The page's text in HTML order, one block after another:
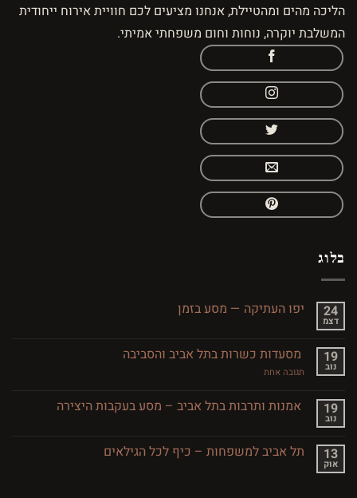
הליכה מהים ומהטיילת, אנחנו מציעים לכם חוויית אירוח ייחודית
המשלבת יוקרה, נוחות וחום משפחתי אמיתי.
בלוג
24
דצמ
יפו העתיקה — מסע בזמן
יפו
העתיקה
—
19
נוב
מסעדות כשרות בתל אביב והסביבה
תגובה אחתעל
בתל
אביב 19
נוב
אמנות ותרבות בתל אביב – מסע בעקבות היצירה
אמנות 13
אוק
תל אביב למשפחות – כיף לכל הגילאים